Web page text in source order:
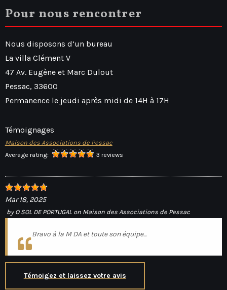
Pour nous rencontrer
Nous disposons d’un bureau
La villa Clément V
47 Av. Eugène et Marc Dulout
Pessac, 33600
Permanence le jeudi après midi de 14H à 17H
Témoignages
Maison des Associations de Pessac
Average rating:
3 reviews
Mar 18, 2025
by O SOL DE PORTUGAL on Maison des Associations de Pessac
Bravo à la M DA et toute son équipe...
Témoigez et laissez votre avis